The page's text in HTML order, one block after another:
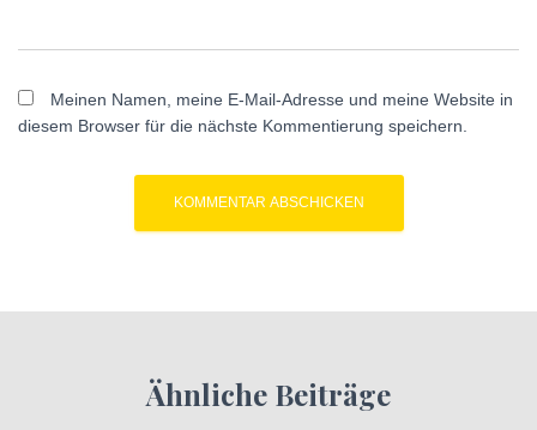
Meinen Namen, meine E-Mail-Adresse und meine Website in
diesem Browser für die nächste Kommentierung speichern.
Ähnliche Beiträge